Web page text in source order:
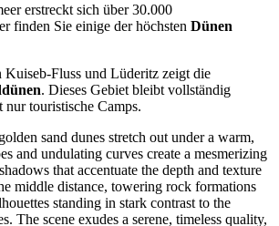
erstreckt sich über 30.000
finden Sie einige der höchsten Dünen
Fluss und Lüderitz zeigt die
. Dieses Gebiet bleibt vollständig
nur touristische Camps.